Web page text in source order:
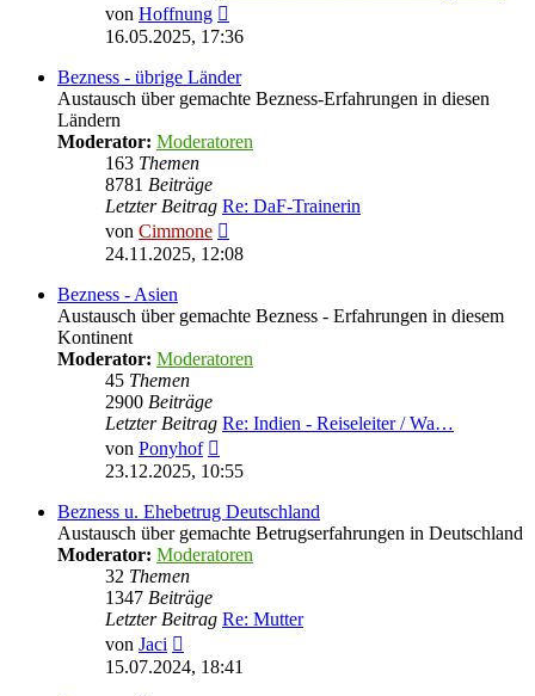
von Hoffnung
Beitrag
16.05.2025, 17:36
Bezness - übrige Länder
Austausch über gemachte Bezness-Erfahrungen in diesen
Ländern
Moderator: Moderatoren
163 Themen
8781 Beiträge
Letzter Beitrag Re: DaF-Trainerin
von Cimmone
Beitrag
24.11.2025, 12:08
Bezness - Asien
Austausch über gemachte Bezness - Erfahrungen in diesem
Kontinent
Moderator: Moderatoren
45 Themen
2900 Beiträge
Letzter Beitrag Re: Indien - Reiseleiter / Wa…
von Ponyhof
Beitrag
23.12.2025, 10:55
Bezness u. Ehebetrug Deutschland
Austausch über gemachte Betrugserfahrungen in Deutschland
Moderator: Moderatoren
32 Themen
1347 Beiträge
Letzter Beitrag Re: Mutter
von Jaci
Beitrag
15.07.2024, 18:41